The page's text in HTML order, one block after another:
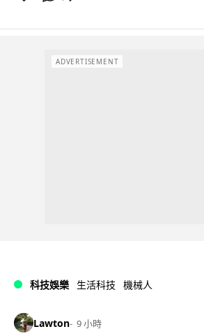
ADVERTISEMENT
科技娛樂 生活科技 機械人
Lawton 9 小時